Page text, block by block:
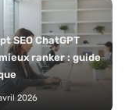
SEO ChatGPT
ranker : guide
2026